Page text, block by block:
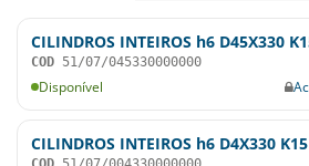
CILINDROS INTEIROS h6 D45X330
COD 51/07/045330000000
Disponível
CILINDROS INTEIROS h6 D4X330 K15